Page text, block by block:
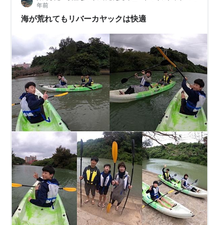
年前
海が荒れてもリバーカヤックは快適